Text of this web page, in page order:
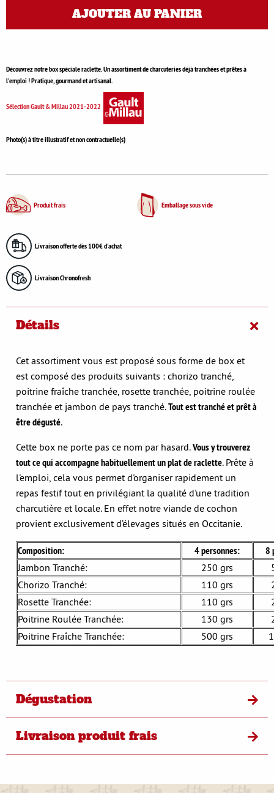
AJOUTER AU PANIER
Découvrez notre box spéciale raclette. Un assortiment de charcuteries déjà tranchées et prêtes à
l'emploi ! Pratique, gourmand et artisanal.
Sélection Gault & Millau 2021-2022
Photo(s) à titre illustratif et non contractuelle(s)
Produit frais Emballage sous vide
Livraison offerte dès 100€ d'achat
Livraison Chronofresh
Détails
Cet assortiment vous est proposé sous forme de box et
est composé des produits suivants : chorizo tranché,
poitrine fraîche tranchée, rosette tranchée, poitrine roulée
tranchée et jambon de pays tranché.Tout est tranché et prêt à
être dégusté.
Cette box ne porte pas ce nom par hasard.Vous y trouverez
tout ce qui accompagne habituellement un plat de raclette. Prête à
l'emploi, cela vous permet d'organiser rapidement un
repas festif tout en privilégiant la qualité d'une tradition
charcutière et locale. En effet notre viande de cochon
provient exclusivement d’élevages situés en Occitanie.
Composition: 4 personnes: 8
Jambon Tranché: 250 grs
Chorizo Tranché:
110 grs
Rosette Tranchée:
110 grs
Poitrine Roulée Tranchée:
130 grs
Poitrine Fraîche Tranchée:
500 grs
Dégustation
Livraison produit frais